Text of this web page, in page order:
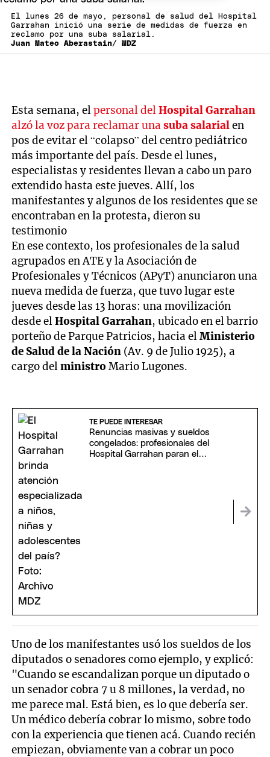
El lunes 26 de mayo, personal de salud del Hospital
Garrahan inició una serie de medidas de fuerza en
reclamo por una suba salarial.
Juan Mateo Aberastain/ MDZ
Esta semana, elpersonal delHospital Garrahan
alzó la voz para reclamar unasuba salarialen
pos de evitar el “colapso” del centro pediátrico
más importante del país. Desde el lunes,
especialistas y residentes llevan a cabo un paro
extendido hasta este jueves. Allí, los
manifestantes y algunos de los residentes que se
encontraban en la protesta, dieron su
testimonio
En ese contexto, los profesionales de la salud
agrupados en ATE y la Asociación de
Profesionales y Técnicos (APyT) anunciaron una
nueva medida de fuerza, que tuvo lugar este
jueves desde las 13 horas: una movilización
desde elHospital Garrahan, ubicado en el barrio
porteño de Parque Patricios, hacia elMinisterio
de Salud de la Nación (Av. 9 de Julio 1925), a
cargo delministroMario Lugones.
TE PUEDE INTERESAR
Renuncias masivas y sueldos
congelados: profesionales del
Hospital Garrahan paran el
Uno de los manifestantes usó los sueldos de los
diputados o senadores como ejemplo, y explicó:
"Cuando se escandalizan porque un diputado o
un senador cobra 7 u 8 millones, la verdad, no
me parece mal. Está bien, es lo que debería ser.
Un médico debería cobrar lo mismo, sobre todo
con la experiencia que tienen acá. Cuando recién
empiezan, obviamente van a cobrar un poco